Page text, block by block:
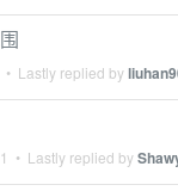
• Lastly replied by
• Lastly replied by